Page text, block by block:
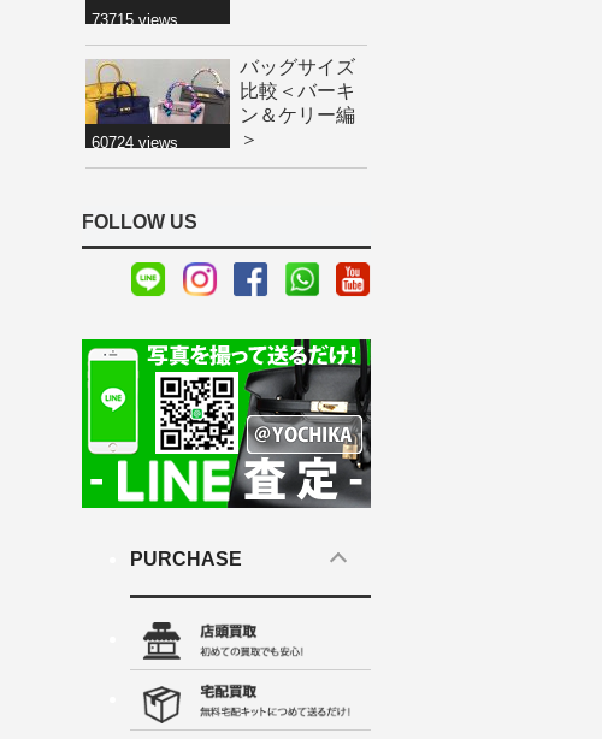
73715 views
バッグサイズ
比較＜バーキ
ン＆ケリー編
＞
60724 views
FOLLOW US
PURCHASE